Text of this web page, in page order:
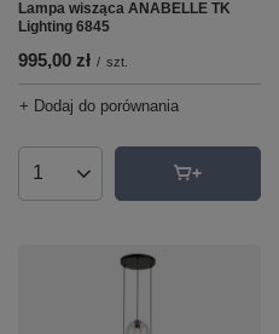
Lampa wisząca ANABELLE TK
Lighting 6845
995,00 zł / szt.
+ Dodaj do porównania
Ilość produktów